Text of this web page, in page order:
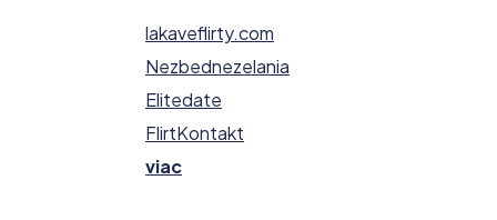
lakaveflirty.com
Nezbednezelania
Elitedate
FlirtKontakt
viac